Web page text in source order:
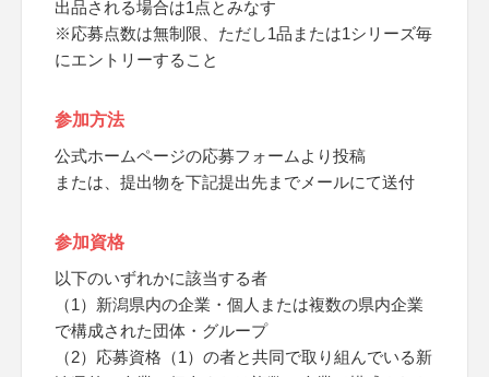
出品される場合は1点とみなす
※応募点数は無制限、ただし1品または1シリーズ毎
にエントリーすること
参加方法
公式ホームページの応募フォームより投稿
または、提出物を下記提出先までメールにて送付
参加資格
以下のいずれかに該当する者
（1）新潟県内の企業・個人または複数の県内企業
で構成された団体・グループ
（2）応募資格（1）の者と共同で取り組んでいる新